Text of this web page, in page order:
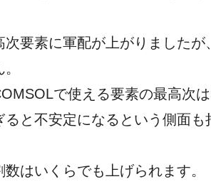
次要素に軍配が上がりました
で使える要素の最高次
ると不安定になるという側面も
数はいくらでも上げられます。